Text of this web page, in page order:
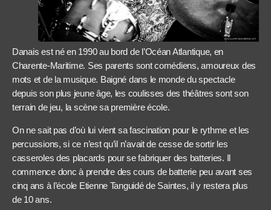
Danais est né en 1990 au bord de l’Océan Atlantique, en
Charente-Maritime. Ses parents sont comédiens, amoureux des
mots et de la musique. Baigné dans le monde du spectacle
depuis son plus jeune âge, les coulisses des théâtres sont son
terrain de jeu, la scène sa première école.
On ne sait pas d’où lui vient sa fascination pour le rythme et les
percussions, si ce n’est qu’il n’avait de cesse de sortir les
casseroles des placards pour se fabriquer des batteries. Il
commence donc à prendre des cours de batterie peu avant ses
cinq ans à l’école Etienne Tanguidé de Saintes, il y restera plus
de 10 ans.